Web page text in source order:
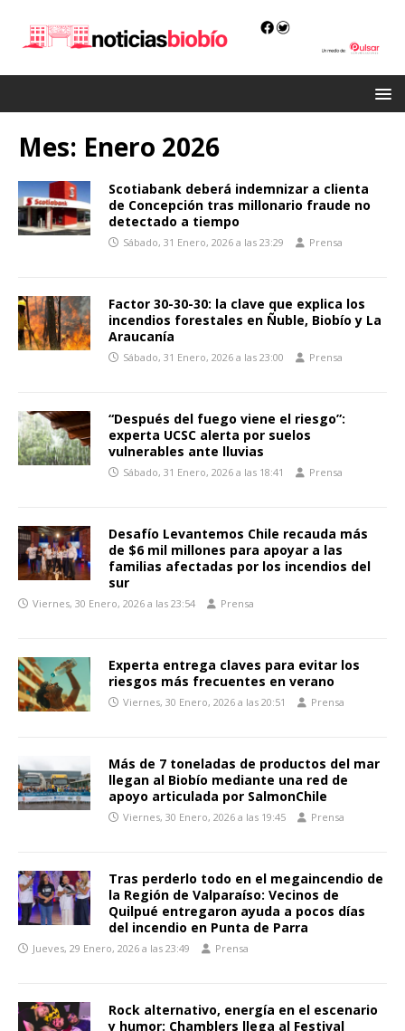
Mes: Enero 2026
Scotiabank deberá indemnizar a clienta
de Concepción tras millonario fraude no
detectado a tiempo
Sábado, 31 Enero, 2026 a las 23:29 Prensa
Factor 30-30-30: la clave que explica los
incendios forestales en Ñuble, Biobío y La
Araucanía
Sábado, 31 Enero, 2026 a las 23:00 Prensa
“Después del fuego viene el riesgo”:
experta UCSC alerta por suelos
vulnerables ante lluvias
Sábado, 31 Enero, 2026 a las 18:41 Prensa
Desafío Levantemos Chile recauda más
de $6 mil millones para apoyar a las
familias afectadas por los incendios del
sur
Viernes, 30 Enero, 2026 a las 23:54 Prensa
Experta entrega claves para evitar los
riesgos más frecuentes en verano
Viernes, 30 Enero, 2026 a las 20:51 Prensa
Más de 7 toneladas de productos del mar
llegan al Biobío mediante una red de
apoyo articulada por SalmonChile
Viernes, 30 Enero, 2026 a las 19:45 Prensa
Tras perderlo todo en el megaincendio de
la Región de Valparaíso: Vecinos de
Quilpué entregaron ayuda a pocos días
del incendio en Punta de Parra
Jueves, 29 Enero, 2026 a las 23:49 Prensa
Rock alternativo, energía en el escenario
y humor: Chamblers llega al Festival